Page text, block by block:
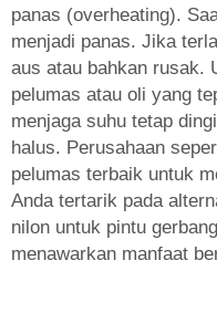
panas (overheating).
menjadi panas. Jika
aus atau bahkan rusak.
pelumas atau oli yang
menjaga suhu tetap
halus. Perusahaan
pelumas terbaik untuk
Anda tertarik pada
nilon untuk pintu
menawarkan manfaat